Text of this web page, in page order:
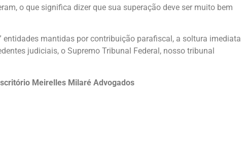
o que significa dizer que sua superação deve ser muito bem
entidades mantidas por contribuição parafiscal, a soltura imediata
judiciais, o Supremo Tribunal Federal, nosso tribunal
Meirelles Milaré Advogados